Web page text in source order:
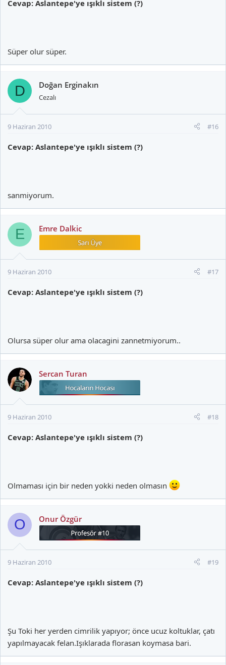
Cevap: Aslantepe'ye ışıklı sistem (?)
Süper olur süper.
D Doğan Erginakın
Cezalı
9 Haziran 2010 #16
Cevap: Aslantepe'ye ışıklı sistem (?)
sanmiyorum.
E Emre Dalkic
9 Haziran 2010 #17
Cevap: Aslantepe'ye ışıklı sistem (?)
Olursa süper olur ama olacagini zannetmiyorum..
Sercan Turan
9 Haziran 2010 #18
Cevap: Aslantepe'ye ışıklı sistem (?)
Olmaması için bir neden yokki neden olmasın
O Onur Özgür
9 Haziran 2010 #19
Cevap: Aslantepe'ye ışıklı sistem (?)
Şu Toki her yerden cimrilik yapıyor; önce ucuz koltuklar, çatı
yapılmayacak felan.Işıklarada florasan koymasa bari.